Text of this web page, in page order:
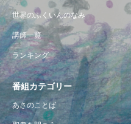
世界のふくいんのなみ
講師一覧
ランキング
番組カテゴリー
あさのことば